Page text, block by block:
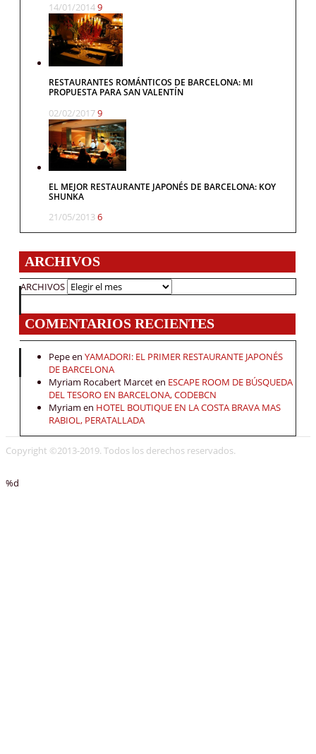
14/01/20149
RESTAURANTES ROMÁNTICOS DE BARCELONA: MI
PROPUESTA PARA SAN VALENTÍN
02/02/20179
EL MEJOR RESTAURANTE JAPONÉS DE BARCELONA: KOY
SHUNKA
21/05/20136
ARCHIVOS
ARCHIVOS
COMENTARIOS RECIENTES
Pepeen YAMADORI: EL PRIMER RESTAURANTE JAPONÉS
DE BARCELONA
Myriam Rocabert Marceten ESCAPE ROOM DE BÚSQUEDA
DEL TESORO EN BARCELONA, CODEBCN
Myriam en HOTEL BOUTIQUE EN LA COSTA BRAVA MAS
RABIOL, PERATALLADA
Copyright ©2013-2019. Todos los derechos reservados.
%d